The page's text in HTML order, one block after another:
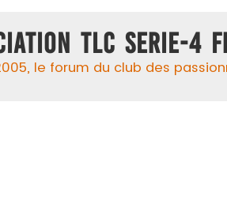
TLC SERIE-4
le forum du club des